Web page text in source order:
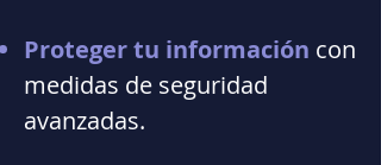
Proteger tu información con
medidas de seguridad
avanzadas.